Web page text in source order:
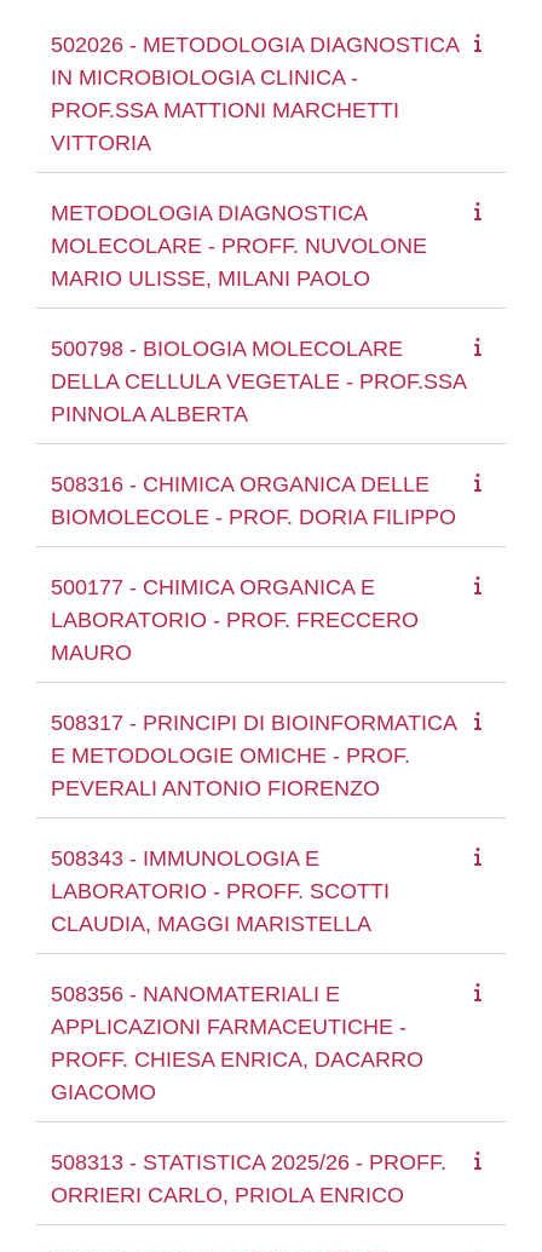
502026 - METODOLOGIA DIAGNOSTICA
IN MICROBIOLOGIA CLINICA -
PROF.SSA MATTIONI MARCHETTI
VITTORIA
METODOLOGIA DIAGNOSTICA
MOLECOLARE - PROFF. NUVOLONE
MARIO ULISSE, MILANI PAOLO
500798 - BIOLOGIA MOLECOLARE
DELLA CELLULA VEGETALE - PROF.SSA
PINNOLA ALBERTA
508316 - CHIMICA ORGANICA DELLE
BIOMOLECOLE - PROF. DORIA FILIPPO
500177 - CHIMICA ORGANICA E
LABORATORIO - PROF. FRECCERO
MAURO
508317 - PRINCIPI DI BIOINFORMATICA
E METODOLOGIE OMICHE - PROF.
PEVERALI ANTONIO FIORENZO
508343 - IMMUNOLOGIA E
LABORATORIO - PROFF. SCOTTI
CLAUDIA, MAGGI MARISTELLA
508356 - NANOMATERIALI E
APPLICAZIONI FARMACEUTICHE -
PROFF. CHIESA ENRICA, DACARRO
GIACOMO
508313 - STATISTICA 2025/26 - PROFF.
ORRIERI CARLO, PRIOLA ENRICO